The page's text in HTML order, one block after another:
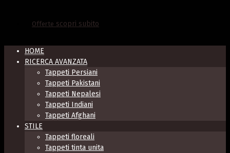
Offerte scopri subito
HOME
RICERCA AVANZATA
Tappeti Persiani
Tappeti Pakistani
Tappeti Nepalesi
Tappeti Indiani
Tappeti Afghani
STILE
Tappeti floreali
Tappeti tinta unita